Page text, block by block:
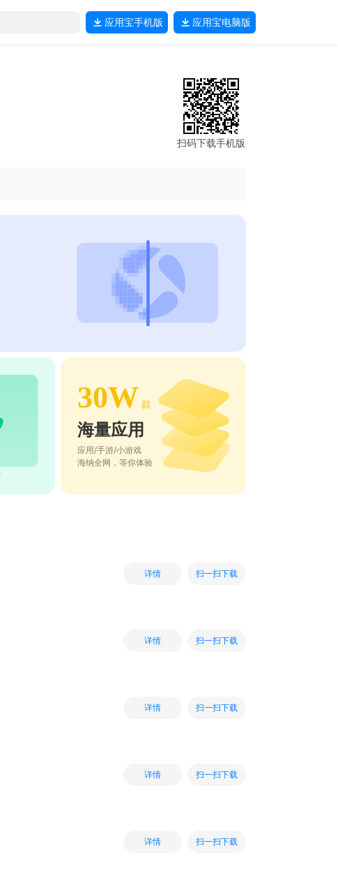
应用宝手机版 应用宝电脑版
扫码下载手机版
30W 款
海量应用
应用/手游/小游戏
海纳全网，等你体验
详情 扫一扫下载
详情 扫一扫下载
详情 扫一扫下载
详情 扫一扫下载
详情 扫一扫下载